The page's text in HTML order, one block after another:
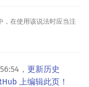
，在使用该说法时应当注
， 更新历史
上编辑此页！